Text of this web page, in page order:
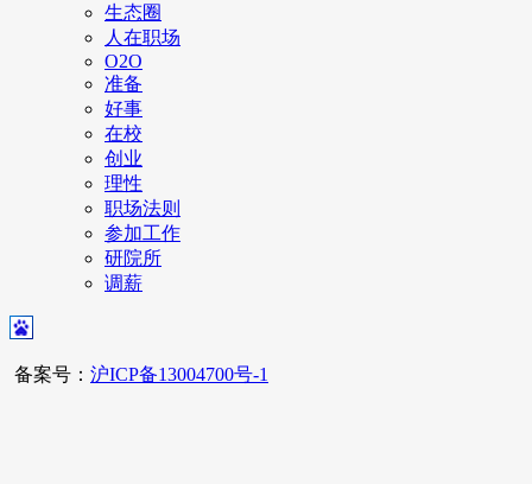
生态圈
人在职场
O2O
准备
好事
在校
创业
理性
职场法则
参加工作
研院所
调薪
备案号： 沪ICP备13004700号-1